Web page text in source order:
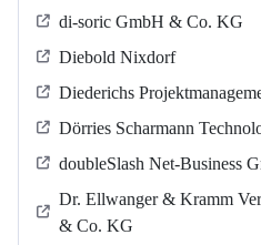
di-soric GmbH & Co. KG
Diebold Nixdorf
Diederichs
Dörries Scharmann
doubleSlash Net-Business
Dr. Ellwanger & Kramm
& Co. KG